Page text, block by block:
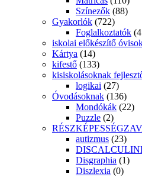
DISCALCULINE
Disgraphia
(1)
Diszlexia (0)
Logopédia (0)
társasjáték (10)
verses kifestő
Fiction (11)
Filmregények (8)
fitnesz DVD (4)
Földgömb
(6)
(261)
Gasztronómia (89)
receptkönyv (40)
szakácskönyv (94)
Vegetáriánus (2)
gyermekdalok CD (8)